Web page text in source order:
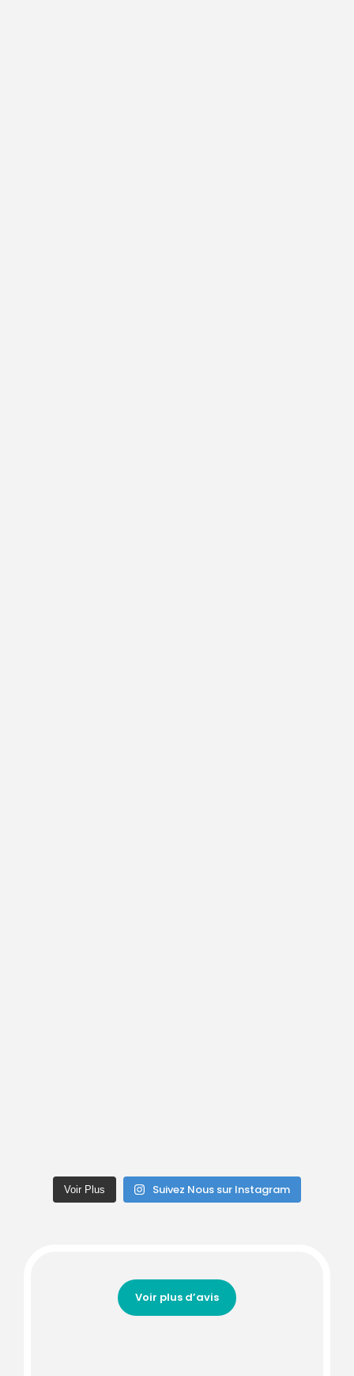
Voir Plus Suivez Nous sur Instagram
Voir plus d’avis